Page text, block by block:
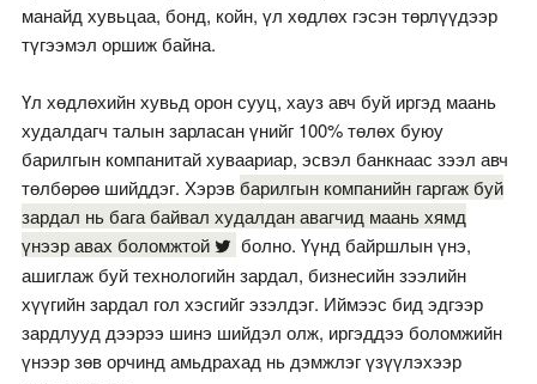
манайд хувьцаа, бонд, койн, үл хөдлөх гэсэн төрлүүдээр
түгээмэл оршиж байна.
Үл хөдлөхийн хувьд орон сууц, хауз авч буй иргэд маань
худалдагч талын зарласан үнийг 100% төлөх буюу
барилгын компанитай хуваариар, эсвэл банкнаас зээл авч
төлбөрөө шийддэг. Хэрэв барилгын компанийн гаргаж буй
зардал нь бага байвал худалдан авагчид маань хямд
үнээр авах боломжтой
болно. Үүнд байршлын үнэ,
ашиглаж буй технологийн зардал, бизнесийн зээлийн
хүүгийн зардал гол хэсгийг эзэлдэг. Иймээс бид эдгээр
зардлууд дээрээ шинэ шийдэл олж, иргэддээ боломжийн
үнээр зөв орчинд амьдрахад нь дэмжлэг үзүүлэхээр